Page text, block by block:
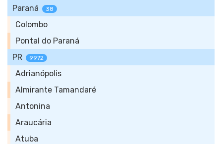
Paraná
38
Colombo
Pontal do Paraná
PR
9972
Adrianópolis
Almirante Tamandaré
Antonina
Araucária
Atuba